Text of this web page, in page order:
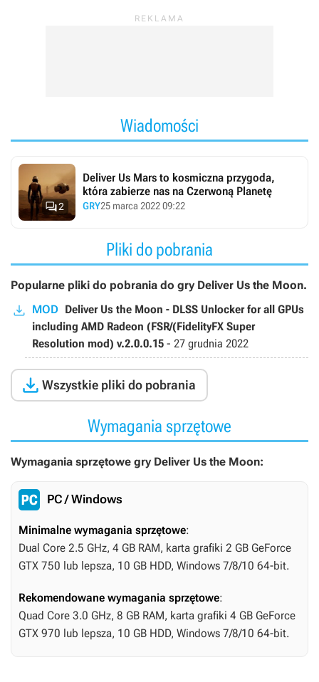
Wiadomości
2
Deliver Us Mars to kosmiczna przygoda,
która zabierze nas na Czerwoną Planetę
GRY25 marca 2022 09:22
Pliki do pobrania
Popularne pliki do pobrania do gry Deliver Us the Moon.
MOD Deliver Us the Moon - DLSS Unlocker for all GPUs
including AMD Radeon (FSR/(FidelityFX Super
Resolution mod) v.2.0.0.15 - 27 grudnia 2022
 Wszystkie pliki do pobrania
Wymagania sprzętowe
Wymagania sprzętowe gry Deliver Us the Moon:
PC / Windows
Minimalne wymagania sprzętowe:
Dual Core 2.5 GHz, 4 GB RAM, karta grafiki 2 GB GeForce
GTX 750 lub lepsza, 10 GB HDD, Windows 7/8/10 64-bit.
Rekomendowane wymagania sprzętowe:
Quad Core 3.0 GHz, 8 GB RAM, karta grafiki 4 GB GeForce
GTX 970 lub lepsza, 10 GB HDD, Windows 7/8/10 64-bit.